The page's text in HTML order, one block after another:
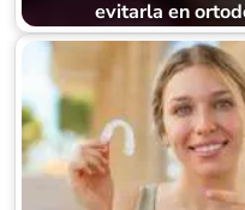
evitarla en